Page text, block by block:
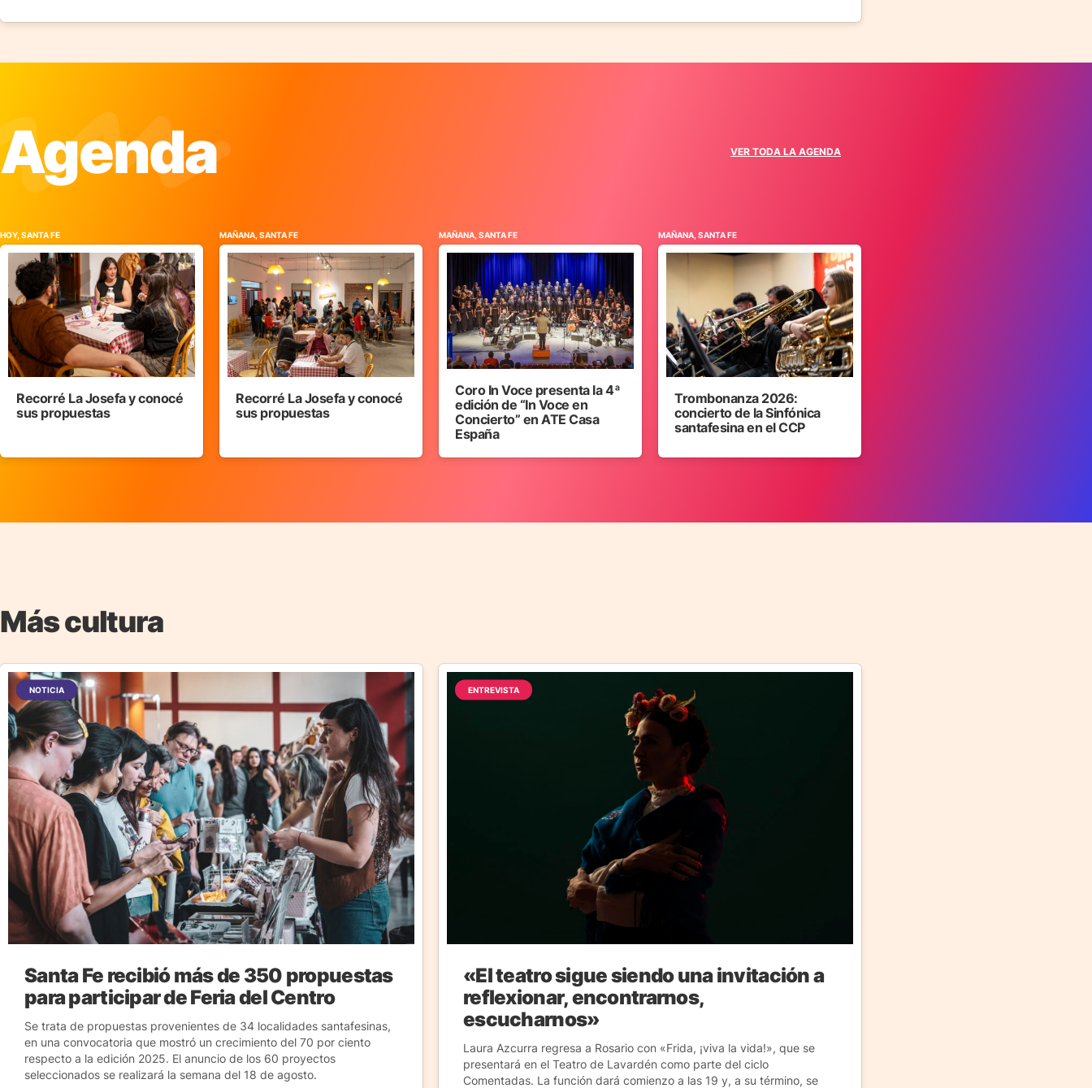
Agenda VER TODA LA AGENDA
HOY, SANTA FE
Recorré La Josefa y conocé
sus propuestas
MAÑANA, SANTA FE
Recorré La Josefa y conocé
sus propuestas
MAÑANA, SANTA FE
Coro In Voce presenta la 4ª
edición de “In Voce en
Concierto” en ATE Casa
España
MAÑANA, SANTA FE
Trombonanza 2026:
concierto de la Sinfónica
santafesina en el CCP
Más cultura
NOTICIA
Santa Fe recibió más de 350 propuestas
para participar de Feria del Centro
Se trata de propuestas provenientes de 34 localidades santafesinas,
en una convocatoria que mostró un crecimiento del 70 por ciento
respecto a la edición 2025. El anuncio de los 60 proyectos
seleccionados se realizará la semana del 18 de agosto.
ENTREVISTA
«El teatro sigue siendo una invitación a
reflexionar, encontrarnos,
escucharnos»
Laura Azcurra regresa a Rosario con «Frida, ¡viva la vida!», que se
presentará en el Teatro de Lavardén como parte del ciclo
Comentadas. La función dará comienzo a las 19 y, a su término, se